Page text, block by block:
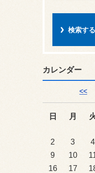
カレンダー
<<
日 月
2
3 4
9
10
16
17